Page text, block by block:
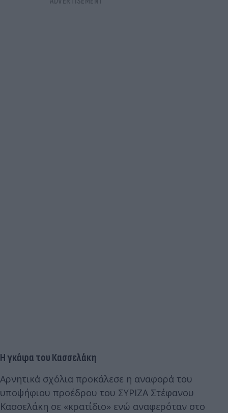
Η γκάφα του Κασσελάκη
Αρνητικά σχόλια προκάλεσε η αναφορά του
υποψήφιου προέδρου του ΣΥΡΙΖΑ Στέφανου
Κασσελάκη σε «κρατίδιο» ενώ αναφερόταν στο